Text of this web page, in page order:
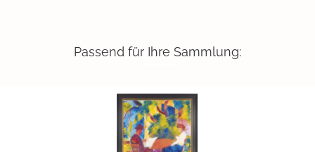
Passend für Ihre Sammlung: